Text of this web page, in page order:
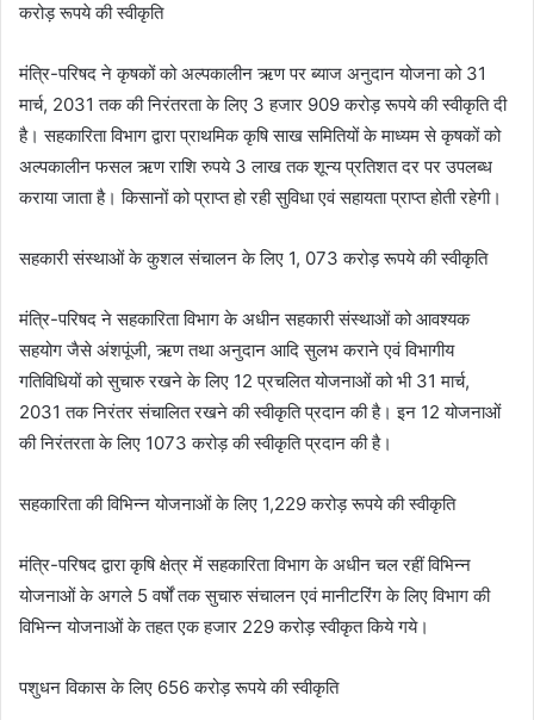
करोड़ रूपये की स्वीकृति
मंत्रि-परिषद ने कृषकों को अल्पकालीन ऋण पर ब्याज अनुदान योजना को 31
मार्च, 2031 तक की निरंतरता के लिए 3 हजार 909 करोड़ रूपये की स्वीकृति दी
है। सहकारिता विभाग द्वारा प्राथमिक कृषि साख समितियों के माध्यम से कृषकों को
अल्पकालीन फसल ऋण राशि रुपये 3 लाख तक शून्य प्रतिशत दर पर उपलब्ध
कराया जाता है। किसानों को प्राप्त हो रही सुविधा एवं सहायता प्राप्त होती रहेगी।
सहकारी संस्थाओं के कुशल संचालन के लिए 1, 073 करोड़ रूपये की स्वीकृति
मंत्रि-परिषद ने सहकारिता विभाग के अधीन सहकारी संस्थाओं को आवश्यक
सहयोग जैसे अंशपूंजी, ऋण तथा अनुदान आदि सुलभ कराने एवं विभागीय
गतिविधियों को सुचारु रखने के लिए 12 प्रचलित योजनाओं को भी 31 मार्च,
2031 तक निरंतर संचालित रखने की स्वीकृति प्रदान की है। इन 12 योजनाओं
की निरंतरता के लिए 1073 करोड़ की स्वीकृति प्रदान की है।
सहकारिता की विभिन्न योजनाओं के लिए 1,229 करोड़ रूपये की स्वीकृति
मंत्रि-परिषद द्वारा कृषि क्षेत्र में सहकारिता विभाग के अधीन चल रहीं विभिन्न
योजनाओं के अगले 5 वर्षों तक सुचारु संचालन एवं मानीटरिंग के लिए विभाग की
विभिन्न योजनाओं के तहत एक हजार 229 करोड़ स्वीकृत किये गये।
पशुधन विकास के लिए 656 करोड़ रूपये की स्वीकृति